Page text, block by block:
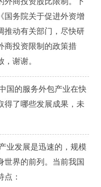
国务院关于促进外资增
推动有关部门，尽快研
商投资限制的政策措
谢谢。
国的服务外包产业在快
得了哪些发展成果，未
业发展是迅速的，规模
世界的前列。当前我国
：